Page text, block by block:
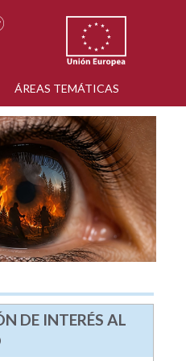
ÁREAS TEMÁTICAS
DE INTERÉS AL